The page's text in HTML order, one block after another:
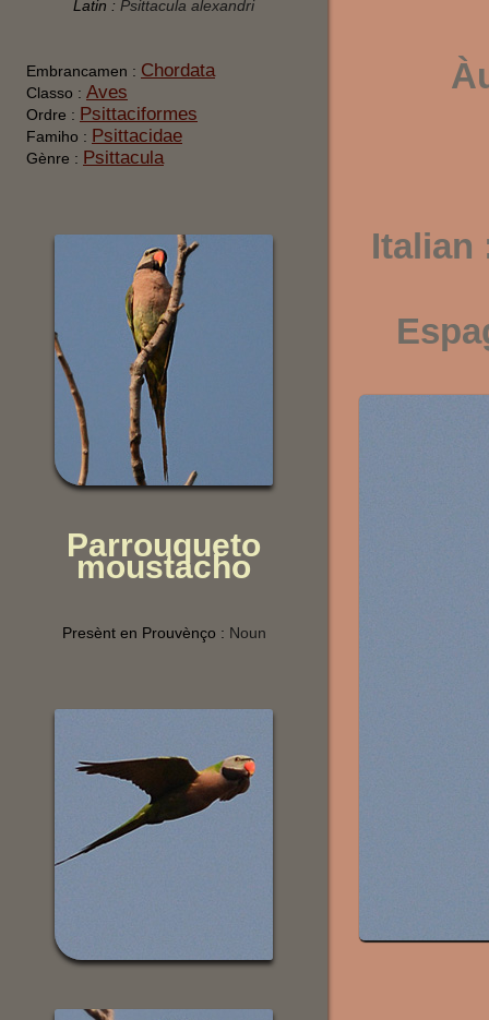
Latin : Psittacula alexandri
Embrancamen : Chordata
Classo : Aves
Ordre : Psittaciformes
Famiho : Psittacidae
Gènre : Psittacula
Parrouqueto
moustacho
Presènt en Prouvènço : Noun